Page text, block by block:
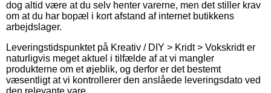
dog altid være at du selv henter varerne, men det stiller krav
om at du har bopæl i kort afstand af internet butikkens
arbejdslager.
Leveringstidspunktet på Kreativ / DIY > Kridt > Vokskridt er
naturligvis meget aktuel i tilfælde af at vi mangler
produkterne om et øjeblik, og derfor er det bestemt
væsentligt at vi kontrollerer den anslåede leveringsdato ved
den relevante vare.